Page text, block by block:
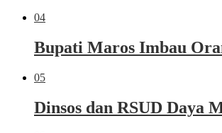
04
Bupati Maros Imbau
05
Dinsos dan RSUD Daya